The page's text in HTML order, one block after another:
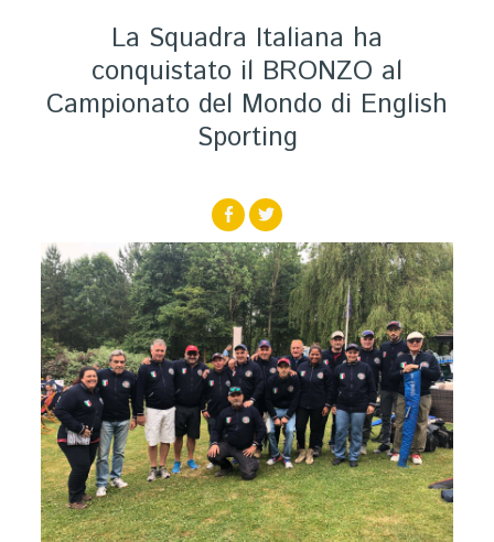
La Squadra Italiana ha
conquistato il BRONZO al
Campionato del Mondo di English
Sporting
Assicurazione
Convenzioni
Società
Tesserati
Referenti e gruppi di lavoro regionali
Scuole Federali
Tecnici
Direttori di Gara
Formazione
Calendario Manifestazioni
Organi di Giustizia - Dispositivi
Modelli e moduli
Albo Atleti Cinofili
Guida Locandine Ufficiali